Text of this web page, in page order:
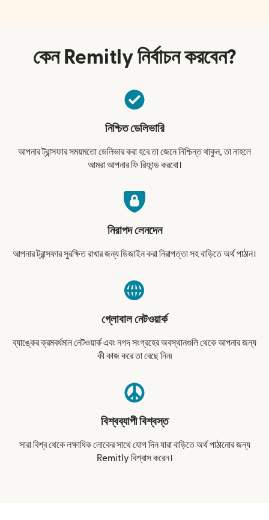
কেন Remitly নির্বাচন করবেন?
নিশ্চিত ডেলিভারি
আপনার ট্রান্সফার সময়মতো ডেলিভার করা হবে তা জেনে নিশ্চিন্ত থাকুন, তা নাহলে
আমরা আপনার ফি রিফান্ড করবো।
নিরাপদ লেনদেন
আপনার ট্রান্সফার সুরক্ষিত রাখার জন্য ডিজাইন করা নিরাপত্তা সহ বাড়িতে অর্থ পাঠান।
গ্লোবাল নেটওয়ার্ক
ব্যাঙ্কের ক্রমবর্ধমান নেটওয়ার্ক এবং নগদ সংগ্রহের অবস্থানগুলি থেকে আপনার জন্য
কী কাজ করে তা বেছে নিন৷
বিশ্বব্যাপী বিশ্বস্ত
সারা বিশ্ব থেকে লক্ষাধিক লোকের সাথে যোগ দিন যারা বাড়িতে অর্থ পাঠানোর জন্য
Remitly বিশ্বাস করেন।